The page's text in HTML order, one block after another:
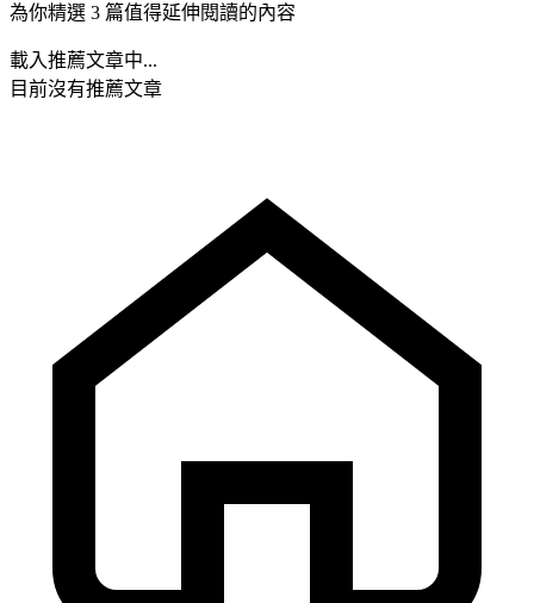
為你精選 3 篇值得延伸閱讀的內容
載入推薦文章中...
目前沒有推薦文章